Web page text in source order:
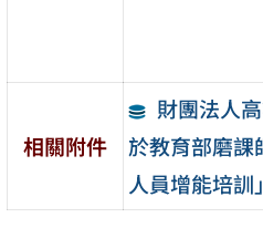
相關附件
財團法人
於教育部磨課
人員增能培訓